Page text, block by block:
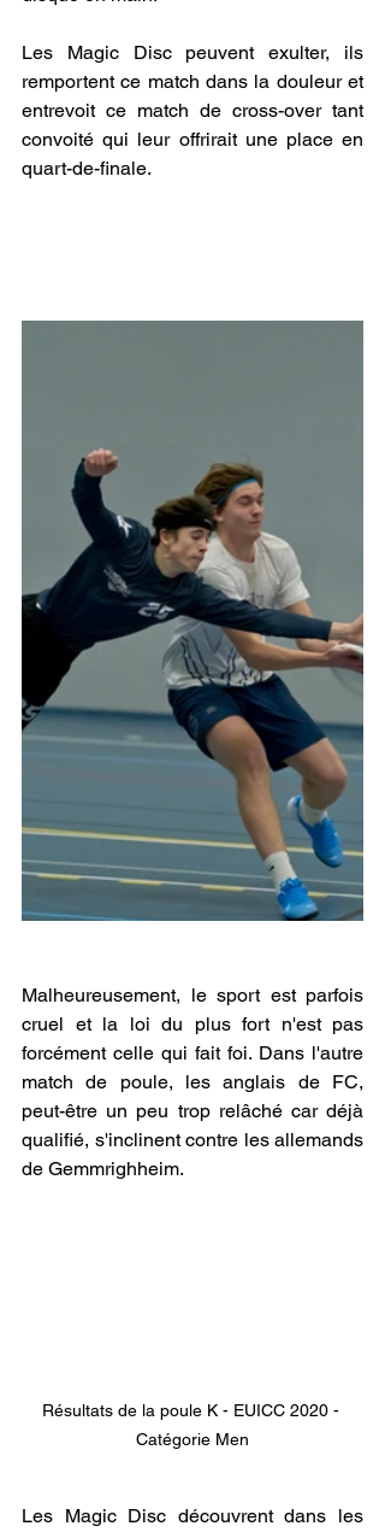
Les Magic Disc peuvent exulter, ils
remportent ce match dans la douleur et
entrevoit ce match de cross-over tant
convoité qui leur offrirait une place en
quart-de-finale.
Malheureusement, le sport est parfois
cruel et la loi du plus fort n'est pas
forcément celle qui fait foi. Dans l'autre
match de poule, les anglais de FC,
peut-être un peu trop relâché car déjà
qualifié, s'inclinent contre les allemands
de Gemmrighheim.
Résultats de la poule K - EUICC 2020 -
Catégorie Men
Les Magic Disc découvrent dans les